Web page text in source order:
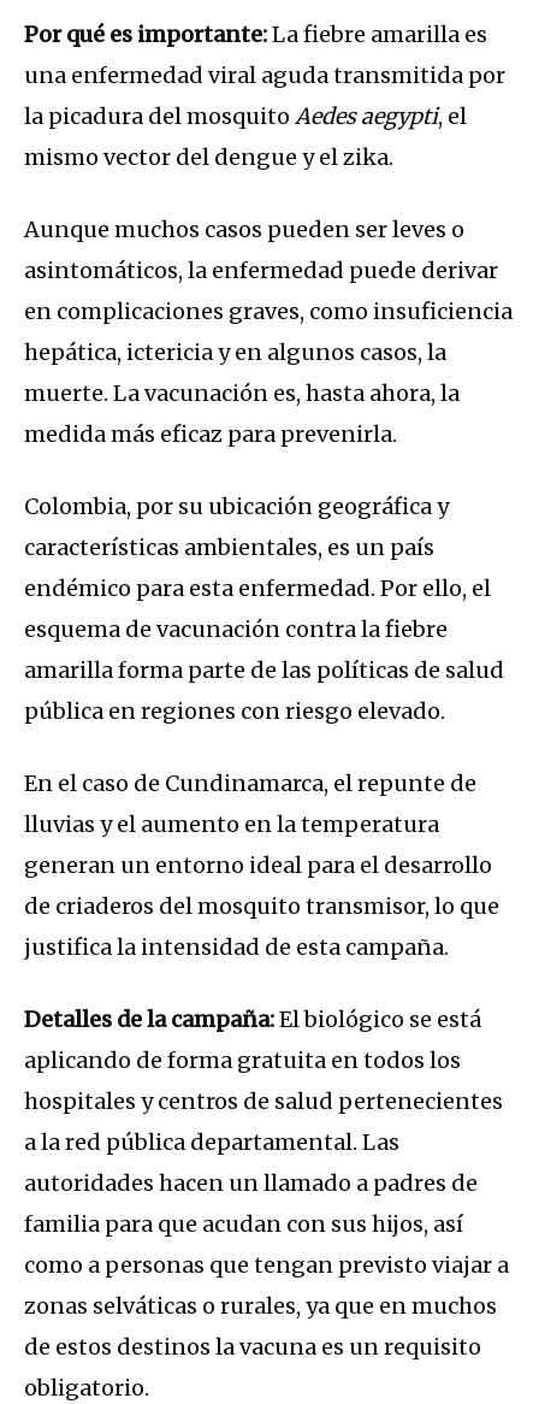
Por qué es importante:La fiebre amarilla es
una enfermedad viral aguda transmitida por
la picadura del mosquito Aedes aegypti, el
mismo vector del dengue y el zika.
Aunque muchos casos pueden ser leves o
asintomáticos, la enfermedad puede derivar
en complicaciones graves, como insuficiencia
hepática, ictericia y en algunos casos, la
muerte. La vacunación es, hasta ahora, la
medida más eficaz para prevenirla.
Colombia, por su ubicación geográfica y
características ambientales, es un país
endémico para esta enfermedad. Por ello, el
esquema de vacunación contra la fiebre
amarilla forma parte de las políticas de salud
pública en regiones con riesgo elevado.
En el caso de Cundinamarca, el repunte de
lluvias y el aumento en la temperatura
generan un entorno ideal para el desarrollo
de criaderos del mosquito transmisor, lo que
justifica la intensidad de esta campaña.
Detalles de la campaña:El biológico se está
aplicando de forma gratuita en todos los
hospitales y centros de salud pertenecientes
a la red pública departamental. Las
autoridades hacen un llamado a padres de
familia para que acudan con sus hijos, así
como a personas que tengan previsto viajar a
zonas selváticas o rurales, ya que en muchos
de estos destinos la vacuna es un requisito
obligatorio.